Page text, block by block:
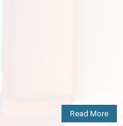
Read More